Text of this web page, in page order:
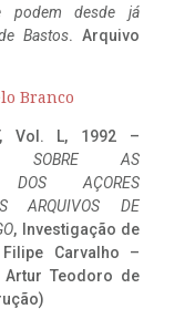
podem desde já
Bastos. Arquivo
Branco
Vol. L, 1992 –
SOBRE AS
DOS AÇORES
ARQUIVOS DE
, Investigação de
Carvalho –
Artur Teodoro de